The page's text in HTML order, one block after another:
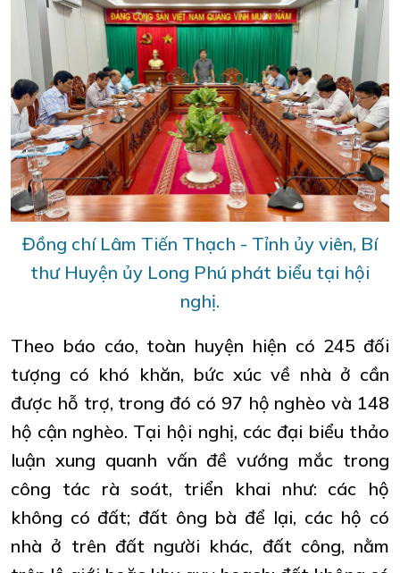
Đồng chí Lâm Tiến Thạch - Tỉnh ủy viên, Bí
thư Huyện ủy Long Phú phát biểu tại hội
nghị.
Theo báo cáo, toàn huyện hiện có 245 đối
tượng có khó khăn, bức xúc về nhà ở cần
được hỗ trợ, trong đó có 97 hộ nghèo và 148
hộ cận nghèo. Tại hội nghị, các đại biểu thảo
luận xung quanh vấn đề vướng mắc trong
công tác rà soát, triển khai như: các hộ
không có đất; đất ông bà để lại, các hộ có
nhà ở trên đất người khác, đất công, nằm